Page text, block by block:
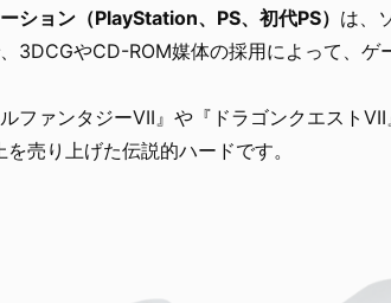
ション（PlayStation、PS、初代PS） は、
3DCGやCD-ROM媒体の採用によって、ゲ
ルファンタジーVII』や『ドラゴンクエスト
を売り上げた伝説的ハードです。